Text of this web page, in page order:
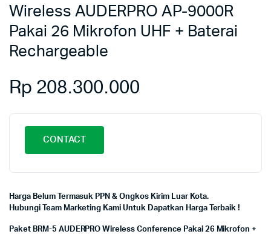
Wireless AUDERPRO AP-9000R
Pakai 26 Mikrofon UHF + Baterai
Rechargeable
Rp 208.300.000
CONTACT
Harga Belum Termasuk PPN & Ongkos Kirim Luar Kota.
Hubungi Team Marketing Kami Untuk Dapatkan Harga Terbaik !
Paket BRM-5 AUDERPRO Wireless Conference Pakai 26 Mikrofon +